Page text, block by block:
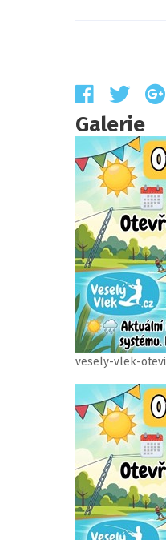
Galerie
vesely-vlek-